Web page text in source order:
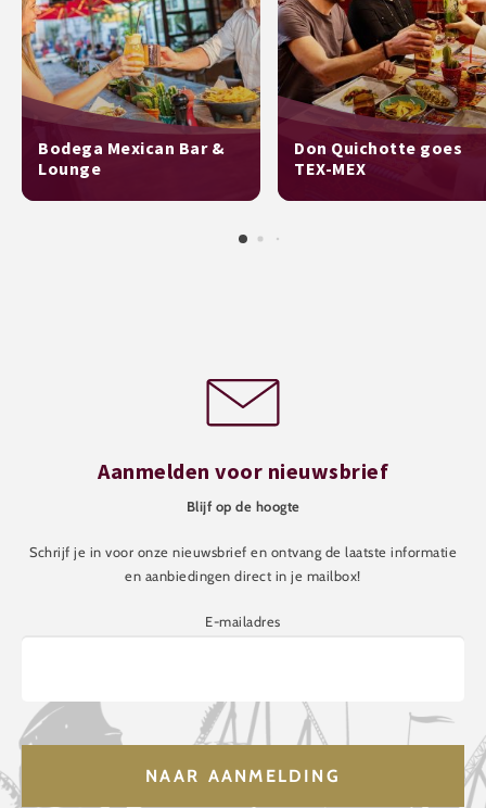
Bodega Mexican Bar &
Lounge
Don Quichotte goes
TEX-MEX
Aanmelden voor nieuwsbrief
Blijf op de hoogte
Schrijf je in voor onze nieuwsbrief en ontvang de laatste informatie
en aanbiedingen direct in je mailbox!
E-mailadres